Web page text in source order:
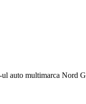
auto multimarca